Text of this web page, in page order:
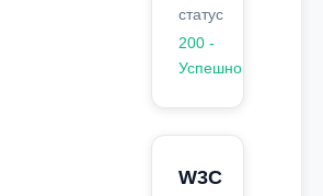
статус
200 -
Успешно
W3C